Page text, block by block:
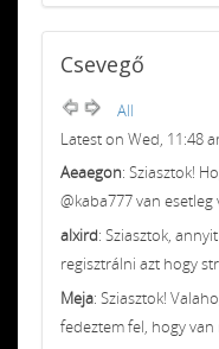
Csevegő
All
Latest on Wed, 11:48
Aeaegon: Sziasztok!
@kaba777 van
alxird: Sziasztok,
regisztrálni azt hogy
Meja: Sziasztok!
fedeztem fel, hogy